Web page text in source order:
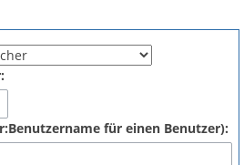
für einen Benutzer):